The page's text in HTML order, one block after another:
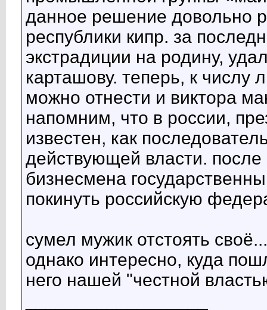
данное решение довольно
республики кипр. за
экстрадиции на родину,
карташову. теперь, к числу
можно отнести и виктора
напомним, что в россии,
известен, как
действующей власти. после
бизнесмена
покинуть российскую
сумел мужик отстоять
однако интересно, куда
него нашей "честной